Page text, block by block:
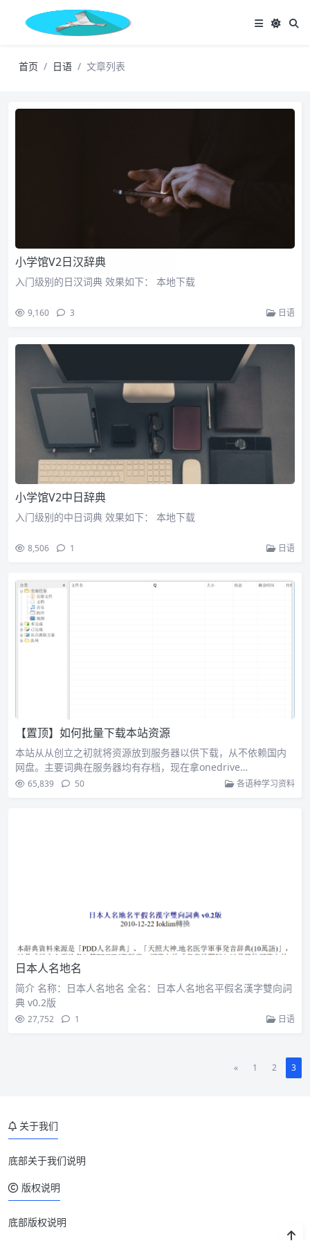
首页 日语 文章列表
小学馆V2日汉辞典
入门级别的日汉词典 效果如下： 本地下载
9,160 3 日语
小学馆V2中日辞典
入门级别的中日词典 效果如下： 本地下载
8,506 1 日语
【置顶】如何批量下载本站资源
本站从从创立之初就将资源放到服务器以供下载，从不依赖国内
网盘。主要词典在服务器均有存档，现在拿onedrive…
65,839 50 各语种学习资料
日本人名地名
简介 名称：日本人名地名 全名：日本人名地名平假名漢字雙向詞
典 v0.2版
27,752 1 日语
« 1 2 3
关于我们
底部关于我们说明
版权说明
底部版权说明